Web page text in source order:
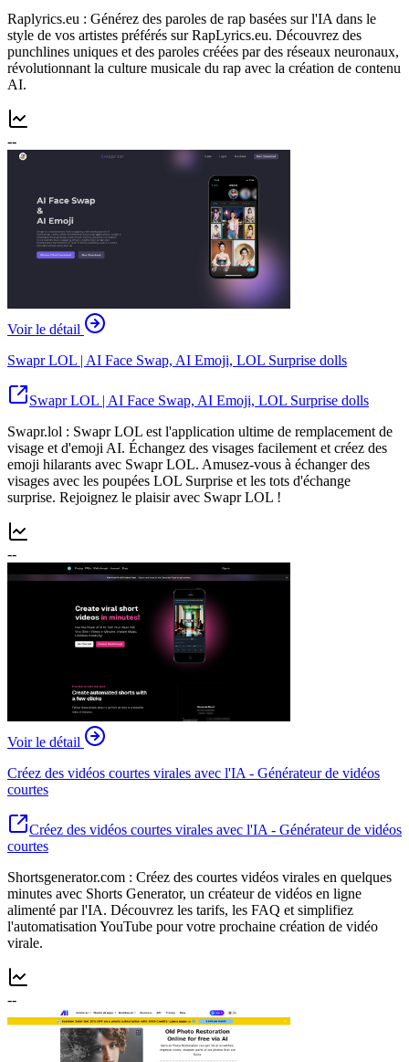
Raplyrics.eu : Générez des paroles de rap basées sur l'IA dans le
style de vos artistes préférés sur RapLyrics.eu. Découvrez des
punchlines uniques et des paroles créées par des réseaux neuronaux,
révolutionnant la culture musicale du rap avec la création de contenu
AI.
--
Voir le détail
Swapr LOL | AI Face Swap, AI Emoji, LOL Surprise dolls
Swapr LOL | AI Face Swap, AI Emoji, LOL Surprise dolls
Swapr.lol : Swapr LOL est l'application ultime de remplacement de
visage et d'emoji AI. Échangez des visages facilement et créez des
emoji hilarants avec Swapr LOL. Amusez-vous à échanger des
visages avec les poupées LOL Surprise et les tots d'échange
surprise. Rejoignez le plaisir avec Swapr LOL !
--
Voir le détail
Créez des vidéos courtes virales avec l'IA - Générateur de vidéos
courtes
Créez des vidéos courtes virales avec l'IA - Générateur de vidéos
courtes
Shortsgenerator.com : Créez des courtes vidéos virales en quelques
minutes avec Shorts Generator, un créateur de vidéos en ligne
alimenté par l'IA. Découvrez les tarifs, les FAQ et simplifiez
l'automatisation YouTube pour votre prochaine création de vidéo
virale.
--